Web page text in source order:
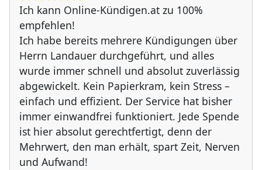
Ich kann Online-Kündigen.at zu 100%
empfehlen!
Ich habe bereits mehrere Kündigungen über
Herrn Landauer durchgeführt, und alles
wurde immer schnell und absolut zuverlässig
abgewickelt. Kein Papierkram, kein Stress –
einfach und effizient. Der Service hat bisher
immer einwandfrei funktioniert. Jede Spende
ist hier absolut gerechtfertigt, denn der
Mehrwert, den man erhält, spart Zeit, Nerven
und Aufwand!